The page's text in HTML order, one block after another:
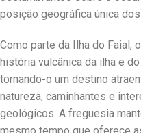
posição geográfica única
Como parte da Ilha do Faial,
história vulcânica da ilha e
tornando-o um destino
natureza, caminhantes e
geológicos. A freguesia